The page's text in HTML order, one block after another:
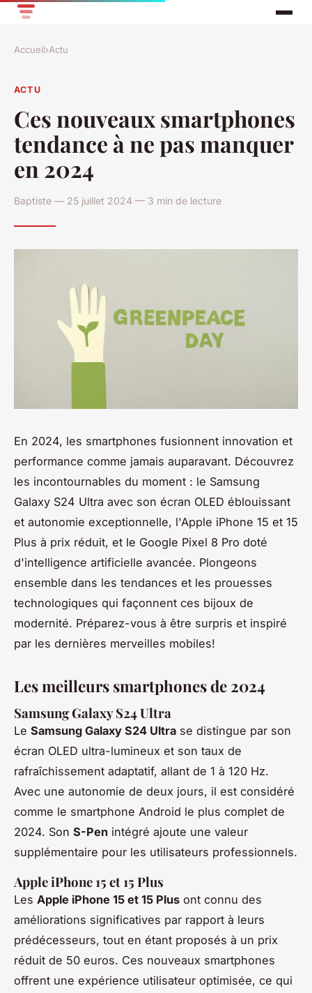
Accueil›Actu
ACTU
Ces nouveaux smartphones
tendance à ne pas manquer
en 2024
Baptiste — 25 juillet 2024 — 3 min de lecture
En 2024, les smartphones fusionnent innovation et
performance comme jamais auparavant. Découvrez
les incontournables du moment : le Samsung
Galaxy S24 Ultra avec son écran OLED éblouissant
et autonomie exceptionnelle, l'Apple iPhone 15 et 15
Plus à prix réduit, et le Google Pixel 8 Pro doté
d'intelligence artificielle avancée. Plongeons
ensemble dans les tendances et les prouesses
technologiques qui façonnent ces bijoux de
modernité. Préparez-vous à être surpris et inspiré
par les dernières merveilles mobiles!
Les meilleurs smartphones de 2024
Samsung Galaxy S24 Ultra
Le Samsung Galaxy S24 Ultra se distingue par son
écran OLED ultra-lumineux et son taux de
rafraîchissement adaptatif, allant de 1 à 120 Hz.
Avec une autonomie de deux jours, il est considéré
comme le smartphone Android le plus complet de
2024. Son S-Pen intégré ajoute une valeur
supplémentaire pour les utilisateurs professionnels.
Apple iPhone 15 et 15 Plus
Les Apple iPhone 15 et 15 Plus ont connu des
améliorations significatives par rapport à leurs
prédécesseurs, tout en étant proposés à un prix
réduit de 50 euros. Ces nouveaux smartphones
offrent une expérience utilisateur optimisée, ce qui